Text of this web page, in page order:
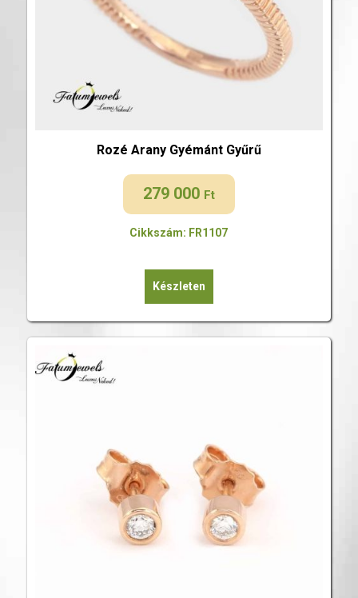
Rozé Arany Gyémánt Gyűrű
279 000 Ft
Cikkszám: FR1107
Készleten